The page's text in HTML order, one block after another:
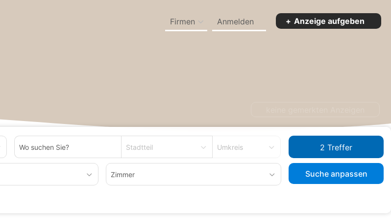
Firmen Anmelden Anzeige aufgeben
Stadtteil Umkreis
Zimmer Suche anpassen